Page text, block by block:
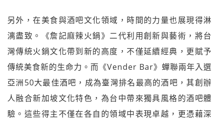
另外，在美食與酒吧文化領域，時間的力量也展現得淋
漓盡致。《詹記麻辣火鍋》二代利用創新與藝術，將台
灣傳統火鍋文化帶到新的高度，不僅延續經典，更賦予
傳統美食新的生命力。而《Vender Bar》蟬聯兩年入選
亞洲50大最佳酒吧，成為臺灣排名最高的酒吧，其創辦
人融合新加坡文化特色，為台中帶來獨具風格的酒吧體
驗。這些得主不僅在各自的領域中表現卓越，更憑藉深